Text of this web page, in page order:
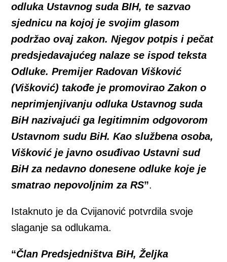
odluka Ustavnog suda BIH, te sazvao
sjednicu na kojoj je svojim glasom
podržao ovaj zakon. Njegov potpis i pečat
predsjedavajućeg nalaze se ispod teksta
Odluke. Premijer Radovan Višković
(Višković) takođe je promovirao Zakon o
neprimjenjivanju odluka Ustavnog suda
BiH nazivajući ga legitimnim odgovorom
Ustavnom sudu BiH. Kao službena osoba,
Višković je javno osuđivao Ustavni sud
BiH za nedavno donesene odluke koje je
smatrao nepovoljnim za RS”.
Istaknuto je da Cvijanović potvrdila svoje
slaganje sa odlukama.
“Član Predsjedništva BiH, Željka